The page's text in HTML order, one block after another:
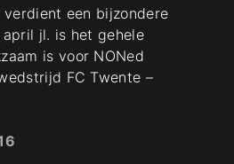
een bijzondere
jl. is het gehele
is voor NONed
FC Twente –